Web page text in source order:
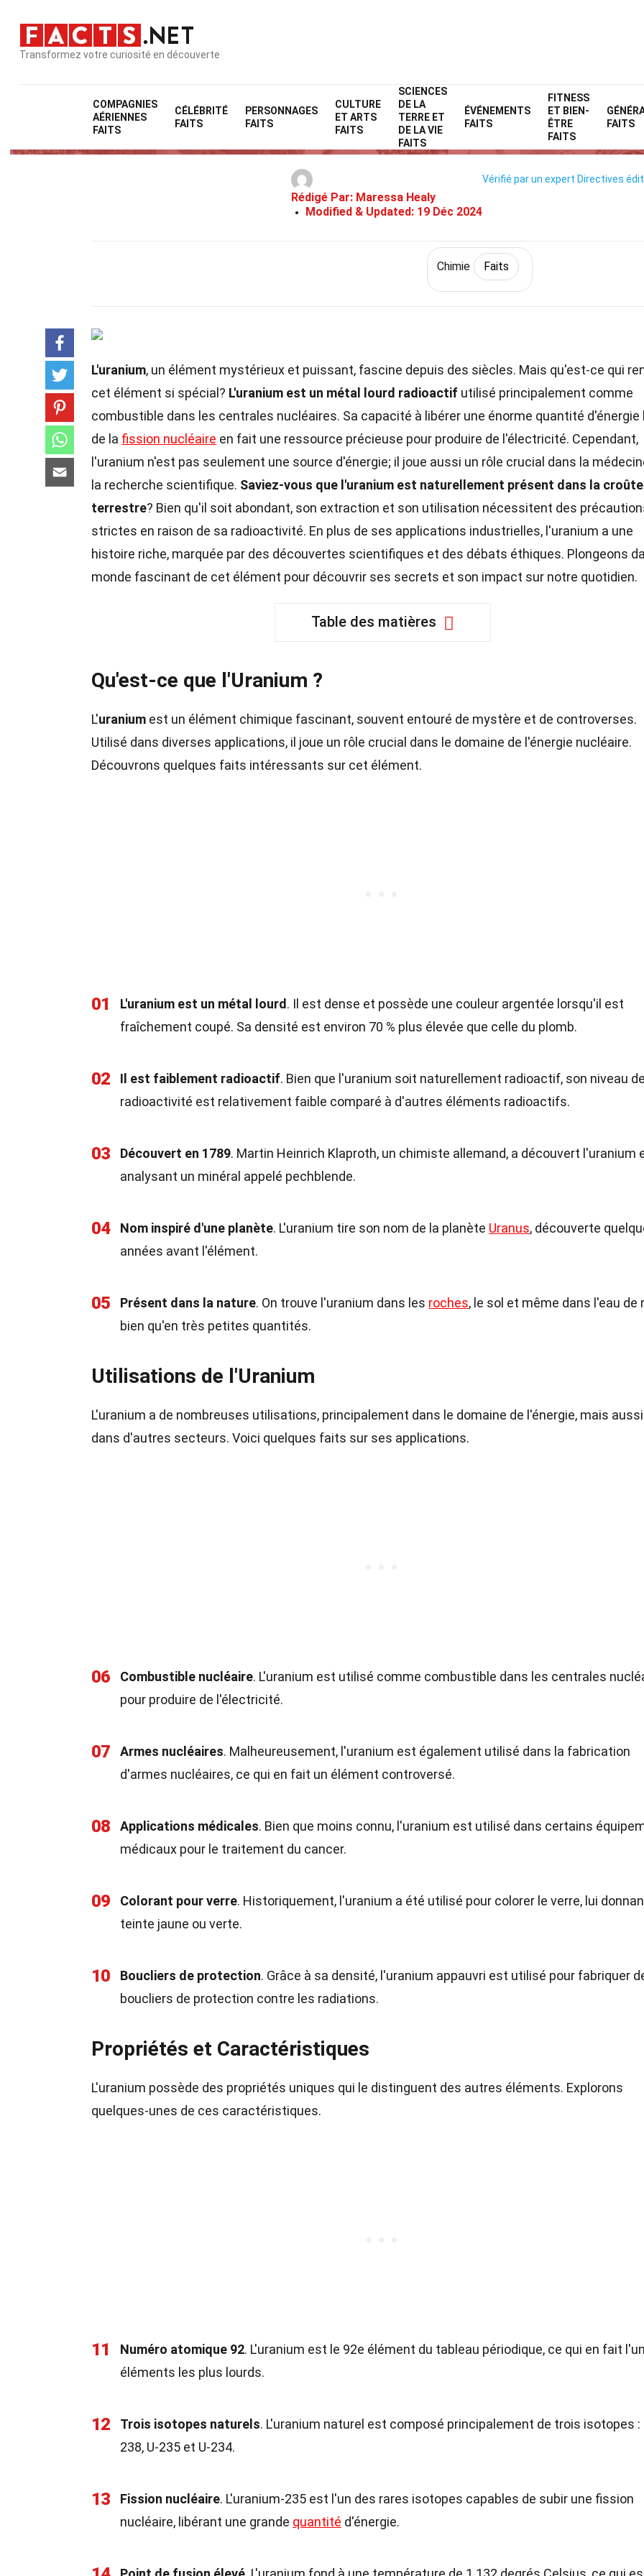
Transformez votre curiosité en découverte
COMPAGNIES
AÉRIENNES
FAITS
CÉLÉBRITÉ
FAITS
PERSONNAGES
FAITS
CULTURE
ET ARTS
FAITS
SCIENCES
DE LA
TERRE ET
DE LA VIE
FAITS
ÉVÉNEMENTS
FAITS
FITNESS
ET BIEN-
ÊTRE
FAITS
FAITS
Home Science Faits
38 Faits Sur Uranium
Rédigé Par: Maressa Healy
Modified & Updated: 19 Déc 2024
Vérifié par un expert Directives
Chimie Faits
L'uranium, un élément mystérieux et puissant, fascine depuis des siècles. Mais qu'est-ce qui
cet élément si spécial? L'uranium est un métal lourd radioactif utilisé principalement comme
combustible dans les centrales nucléaires. Sa capacité à libérer une énorme quantité d'énergie
de la fission nucléaire en fait une ressource précieuse pour produire de l'électricité. Cependant,
l'uranium n'est pas seulement une source d'énergie; il joue aussi un rôle crucial dans la
la recherche scientifique. Saviez-vous que l'uranium est naturellement présent dans la croûte
terrestre? Bien qu'il soit abondant, son extraction et son utilisation nécessitent des
strictes en raison de sa radioactivité. En plus de ses applications industrielles, l'uranium a une
histoire riche, marquée par des découvertes scientifiques et des débats éthiques. Plongeons
monde fascinant de cet élément pour découvrir ses secrets et son impact sur notre quotidien.
Table des matières
Qu'est-ce que l'Uranium ?
L'uranium est un élément chimique fascinant, souvent entouré de mystère et de controverses.
Utilisé dans diverses applications, il joue un rôle crucial dans le domaine de l'énergie nucléaire.
Découvrons quelques faits intéressants sur cet élément.
01 L'uranium est un métal lourd . Il est dense et possède une couleur argentée lorsqu'il est
fraîchement coupé. Sa densité est environ 70 % plus élevée que celle du plomb.
02 Il est faiblement radioactif. Bien que l'uranium soit naturellement radioactif, son niveau
radioactivité est relativement faible comparé à d'autres éléments radioactifs.
03 Découvert en 1789. Martin Heinrich Klaproth, un chimiste allemand, a découvert l'uranium
analysant un minéral appelé pechblende.
04 Nom inspiré d'une planète. L'uranium tire son nom de la planète Uranus, découverte
années avant l'élément.
05 Présent dans la nature. On trouve l'uranium dans les roches, le sol et même dans l'eau de
bien qu'en très petites quantités.
Utilisations de l'Uranium
L'uranium a de nombreuses utilisations, principalement dans le domaine de l'énergie, mais aussi
dans d'autres secteurs. Voici quelques faits sur ses applications.
06 Combustible nucléaire. L'uranium est utilisé comme combustible dans les centrales
pour produire de l'électricité.
07 Armes nucléaires. Malheureusement, l'uranium est également utilisé dans la fabrication
d'armes nucléaires, ce qui en fait un élément controversé.
08 Applications médicales. Bien que moins connu, l'uranium est utilisé dans certains
médicaux pour le traitement du cancer.
09 Colorant pour verre. Historiquement, l'uranium a été utilisé pour colorer le verre, lui
teinte jaune ou verte.
10 Boucliers de protection. Grâce à sa densité, l'uranium appauvri est utilisé pour fabriquer
boucliers de protection contre les radiations.
Propriétés et Caractéristiques
L'uranium possède des propriétés uniques qui le distinguent des autres éléments. Explorons
quelques-unes de ces caractéristiques.
11 Numéro atomique 92. L'uranium est le 92e élément du tableau périodique, ce qui en fait
éléments les plus lourds.
12 Trois isotopes naturels. L'uranium naturel est composé principalement de trois isotopes :
238, U-235 et U-234.
13 Fission nucléaire. L'uranium-235 est l'un des rares isotopes capables de subir une fission
nucléaire, libérant une grande quantité d'énergie.